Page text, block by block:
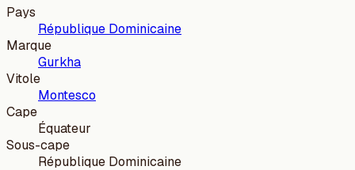
Pays
République Dominicaine
Marque
Gurkha
Vitole
Montesco
Cape
Équateur
Sous-cape
République Dominicaine